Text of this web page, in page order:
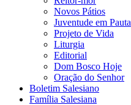
Novos Pátios
Juventude em Pauta
Projeto de Vida
Liturgia
Editorial
Dom Bosco Hoje
Oração do Senhor
Boletim Salesiano
Família Salesiana